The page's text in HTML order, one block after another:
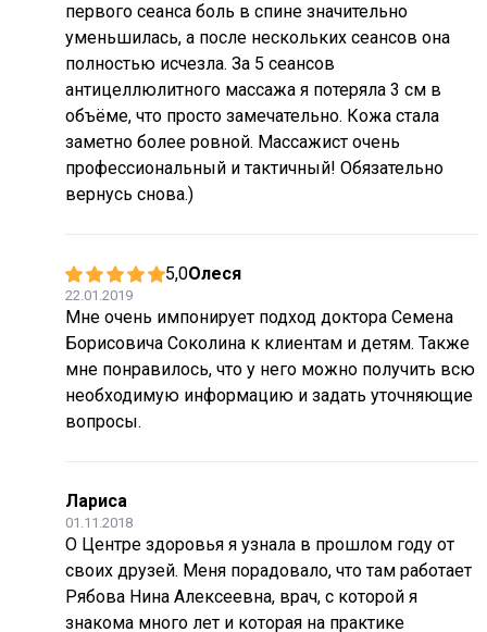
первого сеанса боль в спине значительно
уменьшилась, а после нескольких сеансов она
полностью исчезла. За 5 сеансов
антицеллюлитного массажа я потеряла 3 см в
объёме, что просто замечательно. Кожа стала
заметно более ровной. Массажист очень
профессиональный и тактичный! Обязательно
вернусь снова.)
5,0Олеся
22.01.2019
Мне очень импонирует подход доктора Семена
Борисовича Соколина к клиентам и детям. Также
мне понравилось, что у него можно получить всю
необходимую информацию и задать уточняющие
вопросы.
Лариса
01.11.2018
О Центре здоровья я узнала в прошлом году от
своих друзей. Меня порадовало, что там работает
Рябова Нина Алексеевна, врач, с которой я
знакома много лет и которая на практике